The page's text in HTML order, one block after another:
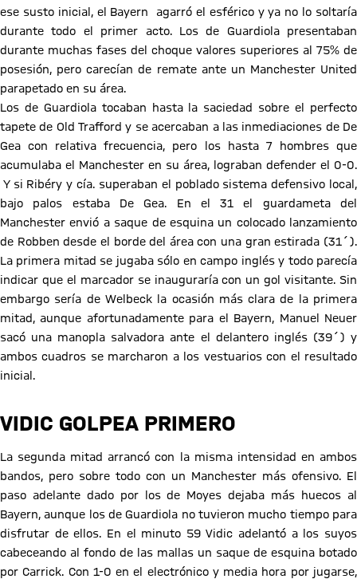
ese susto inicial, el Bayern agarró el esférico y ya no lo soltaría
durante todo el primer acto. Los de Guardiola presentaban
durante muchas fases del choque valores superiores al 75% de
posesión, pero carecían de remate ante un Manchester United
parapetado en su área.
Los de Guardiola tocaban hasta la saciedad sobre el perfecto
tapete de Old Trafford y se acercaban a las inmediaciones de De
Gea con relativa frecuencia, pero los hasta 7 hombres que
acumulaba el Manchester en su área, lograban defender el 0-0.
Y si Ribéry y cía. superaban el poblado sistema defensivo local,
bajo palos estaba De Gea. En el 31 el guardameta del
Manchester envió a saque de esquina un colocado lanzamiento
de Robben desde el borde del área con una gran estirada (31´).
La primera mitad se jugaba sólo en campo inglés y todo parecía
indicar que el marcador se inauguraría con un gol visitante. Sin
embargo sería de Welbeck la ocasión más clara de la primera
mitad, aunque afortunadamente para el Bayern, Manuel Neuer
sacó una manopla salvadora ante el delantero inglés (39´) y
ambos cuadros se marcharon a los vestuarios con el resultado
inicial.
VIDIC GOLPEA PRIMERO
La segunda mitad arrancó con la misma intensidad en ambos
bandos, pero sobre todo con un Manchester más ofensivo. El
paso adelante dado por los de Moyes dejaba más huecos al
Bayern, aunque los de Guardiola no tuvieron mucho tiempo para
disfrutar de ellos. En el minuto 59 Vidic adelantó a los suyos
cabeceando al fondo de las mallas un saque de esquina botado
por Carrick. Con 1-0 en el electrónico y media hora por jugarse,